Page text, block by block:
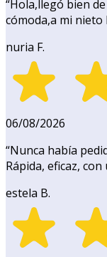
“Hola,llegó bien
cómoda,a mi nieto
nuria F.
06/08/2026
“Nunca había
Rápida, eficaz,
estela B.